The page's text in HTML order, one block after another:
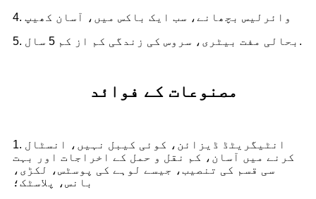
4. وائرلیس بچھانے، سب ایک باکس میں، آسان کھیپ
5. بحالی مفت بیٹری، سروس کی زندگی کم از کم 5 سال.
مصنوعات کے فوائد
1. انٹیگریٹڈ ڈیزائن، کوئی کیبل نہیں، انسٹال
کرنے میں آسان، کم نقل و حمل کے اخراجات اور بہت
سی قسم کی تنصیب، جیسے لوہے کی پوسٹس، لکڑی،
بانس، پلاسٹک؛